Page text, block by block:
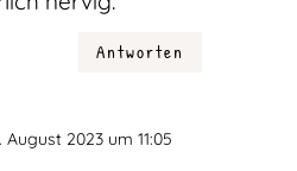
Antworten
August 2023 um 11:05